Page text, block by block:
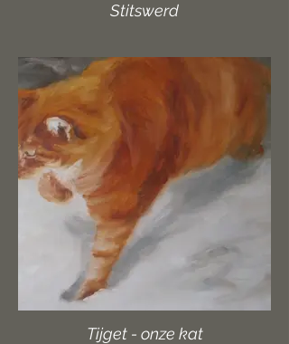
Stitswerd
Tijget - onze kat